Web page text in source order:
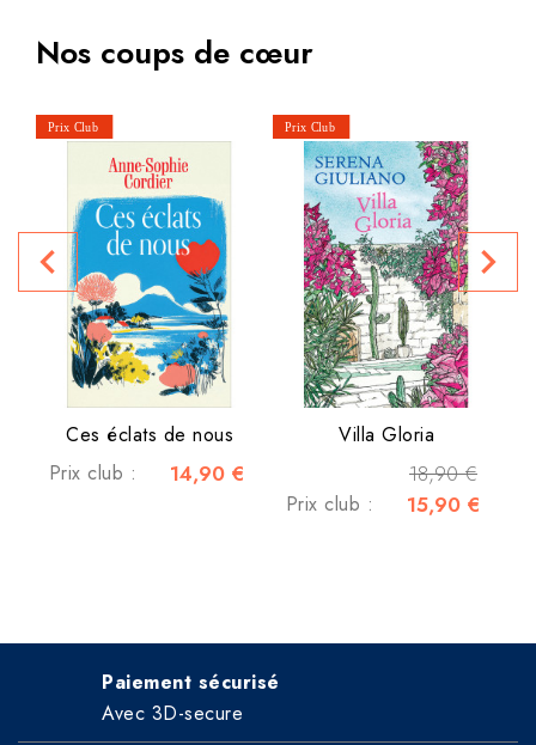
Nos coups de cœur
Ces éclats de nous
Prix club :
14,90 €
Villa Gloria
18,90 €
Prix club : 15,90 €
navigate_before navigate_next
Paiement sécurisé
Avec 3D-secure